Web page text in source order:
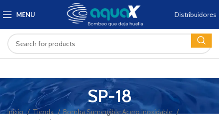
MENU Distribuidores
SP-18
Inicio Tienda
Bomba Sumergible Acero inoxidable